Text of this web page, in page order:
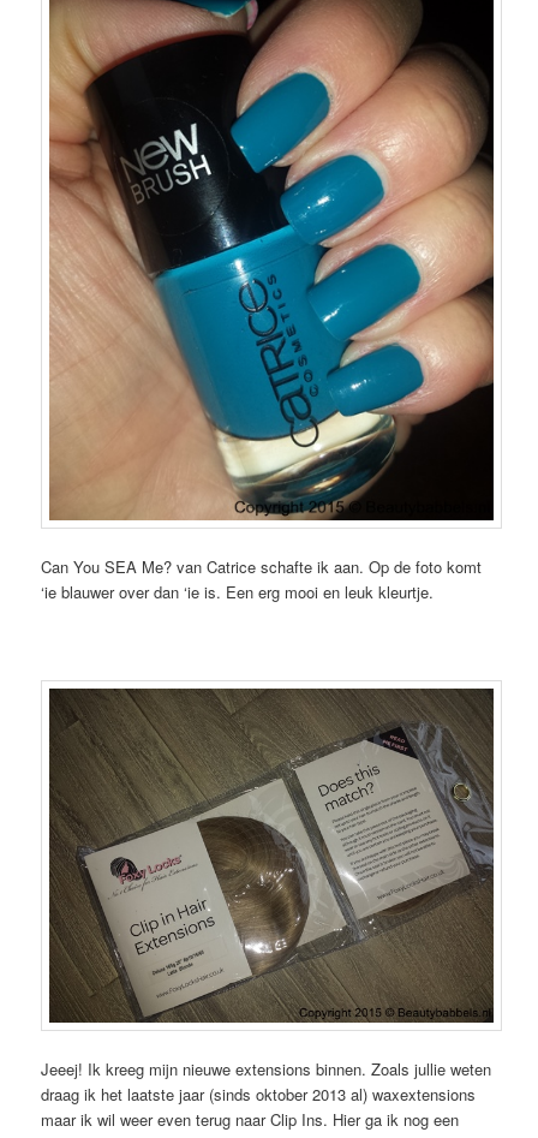
Can You SEA Me? van Catrice schafte ik aan. Op de foto komt
‘ie blauwer over dan ‘ie is. Een erg mooi en leuk kleurtje.
Jeeej! Ik kreeg mijn nieuwe extensions binnen. Zoals jullie weten
draag ik het laatste jaar (sinds oktober 2013 al) waxextensions
maar ik wil weer even terug naar Clip Ins. Hier ga ik nog een